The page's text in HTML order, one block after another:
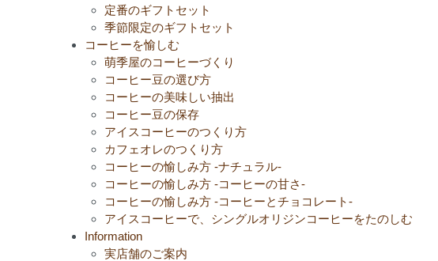
定番のギフトセット
季節限定のギフトセット
コーヒーを愉しむ
萌季屋のコーヒーづくり
コーヒー豆の選び方
コーヒーの美味しい抽出
コーヒー豆の保存
アイスコーヒーのつくり方
カフェオレのつくり方
コーヒーの愉しみ方 -ナチュラル-
コーヒーの愉しみ方 -コーヒーの甘さ-
コーヒーの愉しみ方 -コーヒーとチョコレート-
アイスコーヒーで、シングルオリジンコーヒーをたのしむ
Information
実店舗のご案内